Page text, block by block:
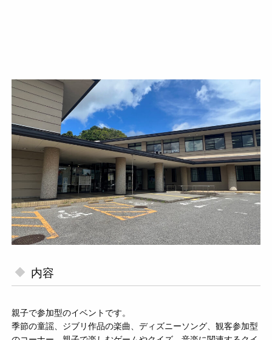
内容
親子で参加型のイベントです。
季節の童謡、ジブリ作品の楽曲、ディズニーソング、観客参加型